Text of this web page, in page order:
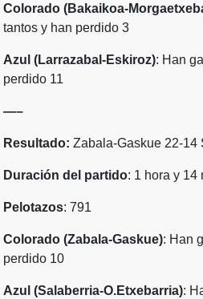
Colorado (Bakaikoa-
tantos y han perdido 3
Azul (Larrazabal-Eskiroz): Han
perdido 11
—–
Resultado: Zabala-Gaskue 22-14
Duración del partido: 1 hora y 14
Pelotazos: 791
Colorado (Zabala-Gaskue): Han
perdido 10
Azul (Salaberria-O.Etxebarria):